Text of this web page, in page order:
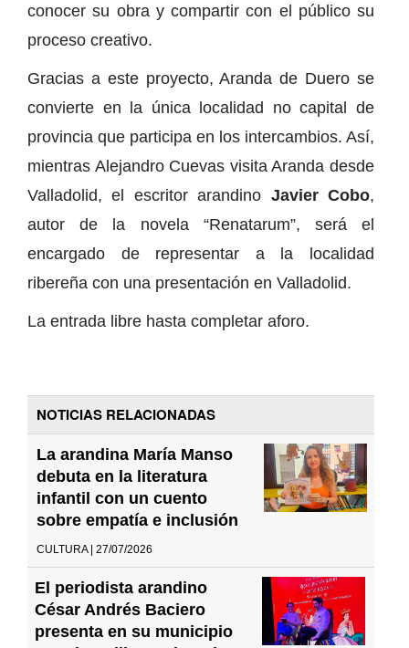
conocer su obra y compartir con el público su
proceso creativo.
Gracias a este proyecto, Aranda de Duero se
convierte en la única localidad no capital de
provincia que participa en los intercambios. Así,
mientras Alejandro Cuevas visita Aranda desde
Valladolid, el escritor arandino Javier Cobo,
autor de la novela “Renatarum”, será el
encargado de representar a la localidad
ribereña con una presentación en Valladolid.
La entrada libre hasta completar aforo.
NOTICIAS RELACIONADAS
La arandina María Manso
debuta en la literatura
infantil con un cuento
sobre empatía e inclusión
CULTURA | 27/07/2026
El periodista arandino
César Andrés Baciero
presenta en su municipio